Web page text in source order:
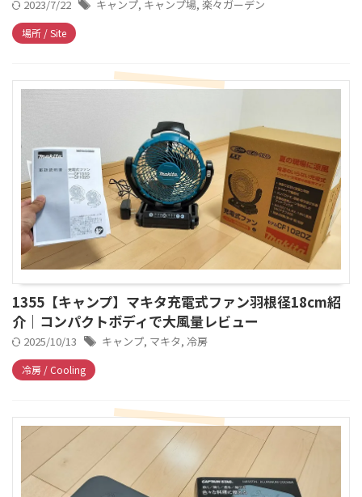
2023/7/22 キャンプ, キャンプ場, 楽々ガーデン
場所 / Site
1355【キャンプ】マキタ充電式ファン羽根径18cm紹
介｜コンパクトボディで大風量レビュー
2025/10/13 キャンプ, マキタ, 冷房
冷房 / Cooling